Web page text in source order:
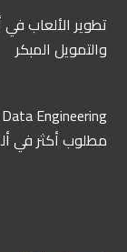
تطوير الألعاب في
والتمويل المبكر
مطلوب أكثر في